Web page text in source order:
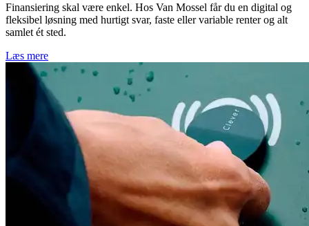
Finansiering skal være enkel. Hos Van Mossel får du en digital og
fleksibel løsning med hurtigt svar, faste eller variable renter og alt
samlet ét sted.
Læs mere